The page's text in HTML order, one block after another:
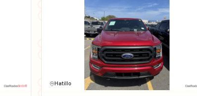
Hatillo